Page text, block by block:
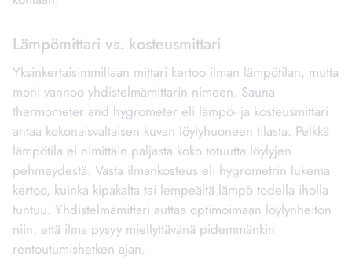
Lämpömittari vs. kosteusmittari
Yksinkertaisimmillaan mittari kertoo ilman lämpötilan, mutta
moni vannoo yhdistelmämittarin nimeen. Sauna
thermometer and hygrometer eli lämpö- ja kosteusmittari
antaa kokonaisvaltaisen kuvan löylyhuoneen tilasta. Pelkkä
lämpötila ei nimittäin paljasta koko totuutta löylyjen
pehmeydestä. Vasta ilmankosteus eli hygrometrin lukema
kertoo, kuinka kipakalta tai lempeältä lämpö todella iholla
tuntuu. Yhdistelmämittari auttaa optimoimaan löylynheiton
niin, että ilma pysyy miellyttävänä pidemmänkin
rentoutumishetken ajan.